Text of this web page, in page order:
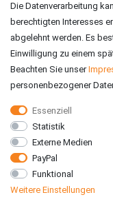
VERSAND
Die Datenverarbeitung
berechtigten Interesses
abgelehnt werden. Es
Einwilligung zu einem
Beachten Sie unser
personenbezogener
Essenziell
Statistik
Externe Medien
PayPal
Funktional
Weitere Einstellungen